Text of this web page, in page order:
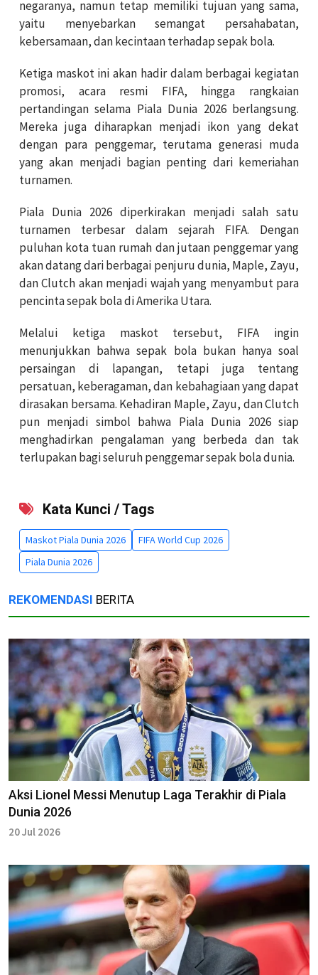
negaranya, namun tetap memiliki tujuan yang sama,
yaitu menyebarkan semangat persahabatan,
kebersamaan, dan kecintaan terhadap sepak bola.
Ketiga maskot ini akan hadir dalam berbagai kegiatan
promosi, acara resmi FIFA, hingga rangkaian
pertandingan selama Piala Dunia 2026 berlangsung.
Mereka juga diharapkan menjadi ikon yang dekat
dengan para penggemar, terutama generasi muda
yang akan menjadi bagian penting dari kemeriahan
turnamen.
Piala Dunia 2026 diperkirakan menjadi salah satu
turnamen terbesar dalam sejarah FIFA. Dengan
puluhan kota tuan rumah dan jutaan penggemar yang
akan datang dari berbagai penjuru dunia, Maple, Zayu,
dan Clutch akan menjadi wajah yang menyambut para
pencinta sepak bola di Amerika Utara.
Melalui ketiga maskot tersebut, FIFA ingin
menunjukkan bahwa sepak bola bukan hanya soal
persaingan di lapangan, tetapi juga tentang
persatuan, keberagaman, dan kebahagiaan yang dapat
dirasakan bersama. Kehadiran Maple, Zayu, dan Clutch
pun menjadi simbol bahwa Piala Dunia 2026 siap
menghadirkan pengalaman yang berbeda dan tak
terlupakan bagi seluruh penggemar sepak bola dunia.
Kata Kunci / Tags
Maskot Piala Dunia 2026
FIFA World Cup 2026
Piala Dunia 2026
REKOMENDASI BERITA
Aksi Lionel Messi Menutup Laga Terakhir di Piala
Dunia 2026
20 Jul 2026